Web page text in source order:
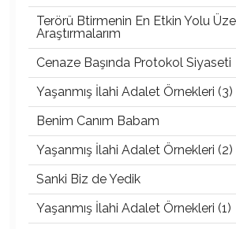
Terörü Btirmenin En Etkin Yolu
Araştırmalarım
Cenaze Başında Protokol Siyaseti
Yaşanmış İlahi Adalet Örnekleri (3)
Benim Canım Babam
Yaşanmış İlahi Adalet Örnekleri (2)
Sanki Biz de Yedik
Yaşanmış İlahi Adalet Örnekleri (1)